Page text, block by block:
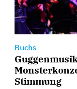
Buchs
Stimmung